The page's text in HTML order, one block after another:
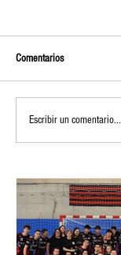
Comentarios
Escribir un comentario...